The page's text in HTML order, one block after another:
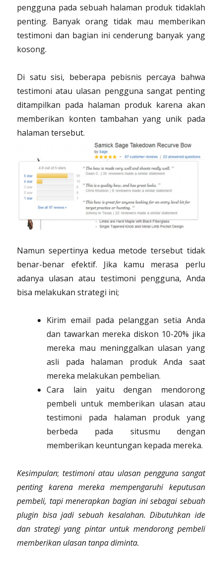
pengguna pada sebuah halaman produk tidaklah
penting. Banyak orang tidak mau memberikan
testimoni dan bagian ini cenderung banyak yang
kosong.
Di satu sisi, beberapa pebisnis percaya bahwa
testimoni atau ulasan pengguna sangat penting
ditampilkan pada halaman produk karena akan
memberikan konten tambahan yang unik pada
halaman tersebut.
Namun sepertinya kedua metode tersebut tidak
benar-benar efektif. Jika kamu merasa perlu
adanya ulasan atau testimoni pengguna, Anda
bisa melakukan strategi ini;
Kirim email pada pelanggan setia Anda
dan tawarkan mereka diskon 10-20% jika
mereka mau meninggalkan ulasan yang
asli pada halaman produk Anda saat
mereka melakukan pembelian.
Cara lain yaitu dengan mendorong
pembeli untuk memberikan ulasan atau
testimoni pada halaman produk yang
berbeda pada situsmu dengan
memberikan keuntungan kepada mereka.
Kesimpulan;testimoni atau ulasan pengguna sangat
penting karena mereka mempengaruhi keputusan
pembeli, tapi menerapkan bagian ini sebagai sebuah
plugin bisa jadi sebuah kesalahan. Dibutuhkan ide
dan strategi yang pintar untuk mendorong pembeli
memberikan ulasan tanpa diminta.